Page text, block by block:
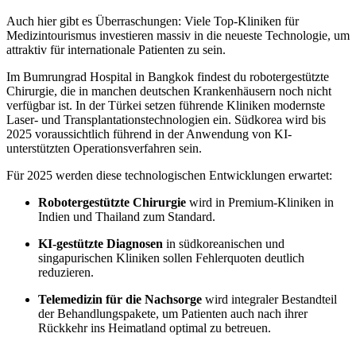
Auch hier gibt es Überraschungen: Viele Top-Kliniken für
Medizintourismus investieren massiv in die neueste Technologie, um
attraktiv für internationale Patienten zu sein.
Im Bumrungrad Hospital in Bangkok findest du robotergestützte
Chirurgie, die in manchen deutschen Krankenhäusern noch nicht
verfügbar ist. In der Türkei setzen führende Kliniken modernste
Laser- und Transplantationstechnologien ein. Südkorea wird bis
2025 voraussichtlich führend in der Anwendung von KI-
unterstützten Operationsverfahren sein.
Für 2025 werden diese technologischen Entwicklungen erwartet:
Robotergestützte Chirurgie wird in Premium-Kliniken in
Indien und Thailand zum Standard.
KI-gestützte Diagnosen in südkoreanischen und
singapurischen Kliniken sollen Fehlerquoten deutlich
reduzieren.
Telemedizin für die Nachsorge wird integraler Bestandteil
der Behandlungspakete, um Patienten auch nach ihrer
Rückkehr ins Heimatland optimal zu betreuen.